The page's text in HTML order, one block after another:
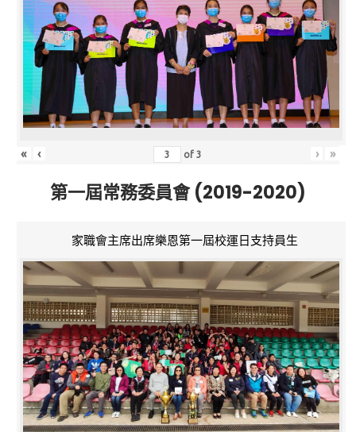
« ‹ of3 › »
第一屆常務委員會 (2019-2020)
家職會主席出席樂恩第一屆校運日支持員生